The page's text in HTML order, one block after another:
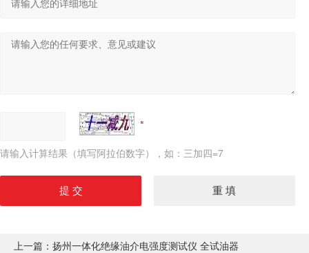
请输入计算结果（填写阿拉伯数字），如：三加四=7
上一篇： 扬州一体化绝缘油介电强度测试仪 全试油器